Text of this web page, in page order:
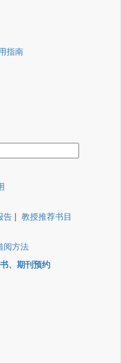
指南
告 | 教授推荐书目
阅方法
、期刊预约